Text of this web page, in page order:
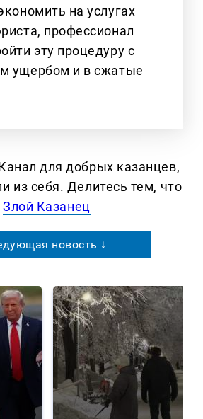
на услугах
профессионал
эту процедуру с
ущербом и в сжатые
для добрых казанцев,
из себя. Делитеcь тем, что
Злой Казанец
новость ↓